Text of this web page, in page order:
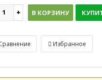
В КОРЗИНУ
Избранное